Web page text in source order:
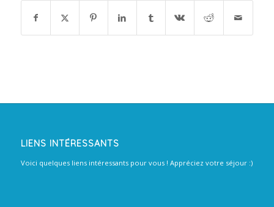
LIENS INTÉRESSANTS
Voici quelques liens intéressants pour vous ! Appréciez votre séjour :)